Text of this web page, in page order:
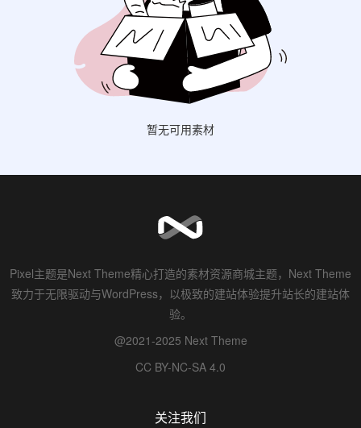
暂无可用素材
Pixel主题是Next Theme精心打造的素材资源商城主题，Next Theme
致力于无限驱动与WordPress，以极致的建站体验提升站长的建站体
验。
@2021-2025 Next Theme
CC BY-NC-SA 4.0
关注我们